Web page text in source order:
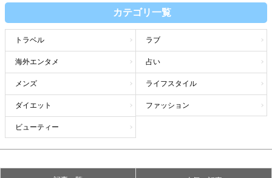
カテゴリ一覧
トラベル ラブ
海外エンタメ 占い
メンズ ライフスタイル
ダイエット ファッション
ビューティー